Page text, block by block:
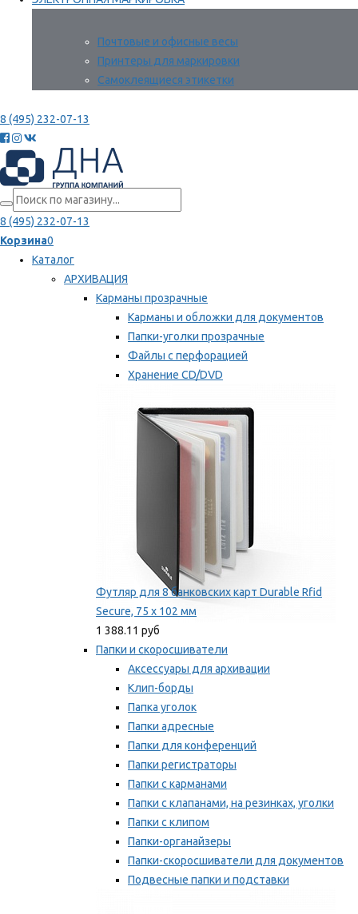
Почтовые и офисные весы
Принтеры для маркировки
Самоклеящиеся этикетки
8 (495) 232-07-13
8 (495) 232-07-13
Корзина0
Каталог
АРХИВАЦИЯ
Карманы прозрачные
Карманы и обложки для документов
Папки-уголки прозрачные
Файлы с перфорацией
Хранение CD/DVD
Мы рекомендуем
Футляр для 8 банковских карт Durable Rfid
Secure, 75 х 102 мм
1 388.11 руб
Папки и скоросшиватели
Аксессуары для архивации
Клип-борды
Папка уголок
Папки адресные
Папки для конференций
Папки регистраторы
Папки с карманами
Папки с клапанами, на резинках, уголки
Папки с клипом
Папки-органайзеры
Папки-скоросшиватели для документов
Подвесные папки и подставки